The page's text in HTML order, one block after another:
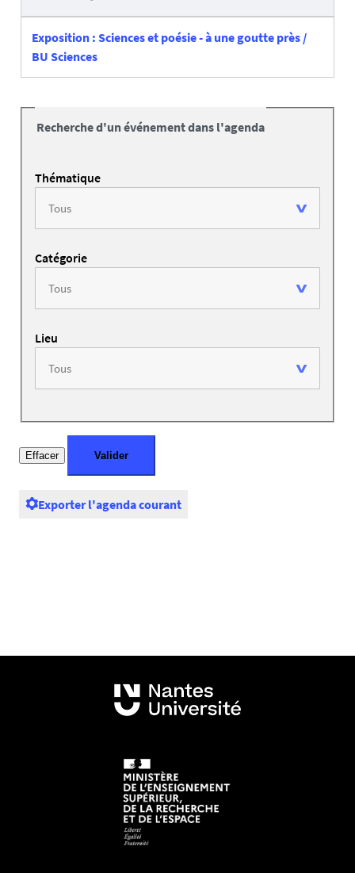
Exposition : Sciences et poésie - à une goutte près /
BU Sciences
Recherche d'un événement dans l'agenda
Thématique
Catégorie
Lieu
Exporter l'agenda courant